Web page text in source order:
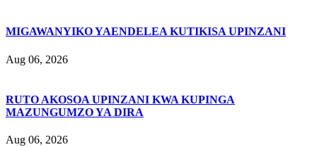
MIGAWANYIKO YAENDELEA KUTIKISA UPINZANI
Aug 06, 2026
RUTO AKOSOA UPINZANI KWA KUPINGA
MAZUNGUMZO YA DIRA
Aug 06, 2026